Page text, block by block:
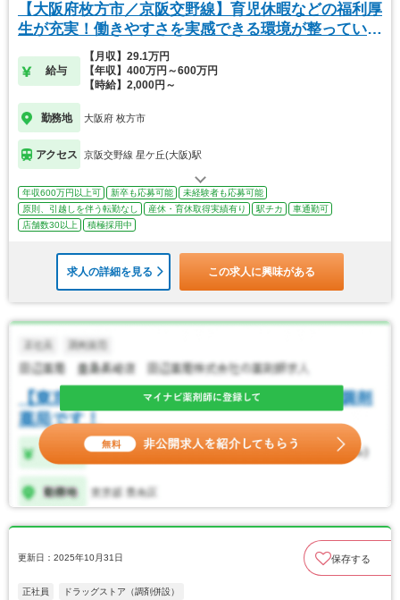
【大阪府枚方市／京阪交野線】育児休暇などの福利厚
生が充実！働きやすさを実感できる環境が整っていま
給与
【月収】29.1万円
【年収】400万円～600万円
【時給】2,000円～
勤務地 大阪府 枚方市
アクセス 京阪交野線 星ケ丘(大阪)駅
年収600万円以上可 新卒も応募可能
未経験者も応募可能
原則、引越しを伴う転勤なし
産休・育休取得実績有り 駅チカ
車通勤可
店舗数30以上
積極採用中
求人の詳細を見る この求人に興味がある
更新日：2025年10月31日 保存する
正社員 ドラッグストア（調剤併設）